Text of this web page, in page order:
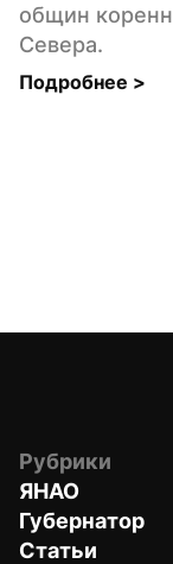
общин
Севера.
Подробнее >
Рубрики
ЯНАО
Губернатор
Статьи